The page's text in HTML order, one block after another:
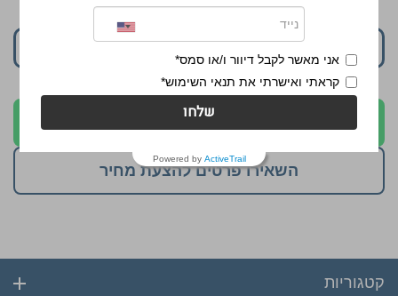
הוסף לסל
לקבלת הצעה בוואטסאפ
השאירו פרטים להצעת מחיר
קטגוריות
אני מאשר לקבל דיוור ו/או סמס*
קראתי ואישרתי את תנאי השימוש*
שלחו
Powered by ActiveTrail